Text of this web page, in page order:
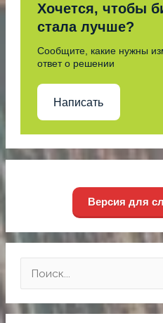
Хочется, чтобы
стала лучше?
Сообщите, какие нужны
ответ о решении
Написать
Версия для